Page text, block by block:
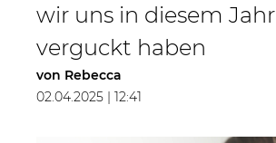
wir uns in diesem Jahr
verguckt haben
von Rebecca
02.04.2025 | 12:41